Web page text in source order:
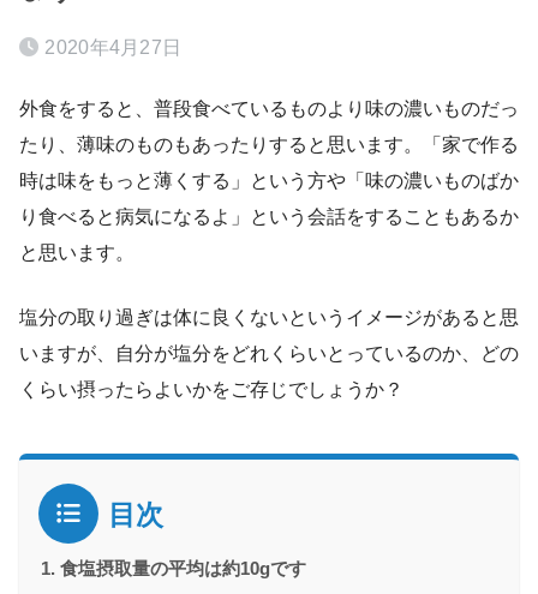
2020年4月27日
外食をすると、普段食べているものより味の濃いものだっ
たり、薄味のものもあったりすると思います。「家で作る
時は味をもっと薄くする」という方や「味の濃いものばか
り食べると病気になるよ」という会話をすることもあるか
と思います。
塩分の取り過ぎは体に良くないというイメージがあると思
いますが、自分が塩分をどれくらいとっているのか、どの
くらい摂ったらよいかをご存じでしょうか？
目次
食塩摂取量の平均は約10gです